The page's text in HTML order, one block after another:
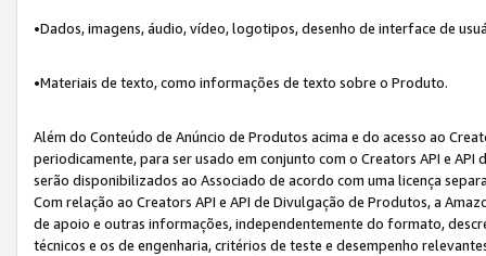
•Dados, imagens, áudio, vídeo, logotipos, desenho de interface de
•Materiais de texto, como informações de texto sobre o Produto.
Além do Conteúdo de Anúncio de Produtos acima e do acesso ao
periodicamente, para ser usado em conjunto com o Creators API e
serão disponibilizados ao Associado de acordo com uma licença
Com relação ao Creators API e API de Divulgação de Produtos, a
de apoio e outras informações, independentemente do formato,
técnicos e os de engenharia, critérios de teste e desempenho